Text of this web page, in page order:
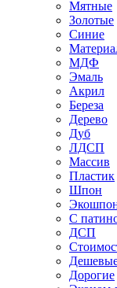
Мятные
Золотые
Синие
МДФ
Эмаль
Акрил
Береза
Дерево
Дуб
ЛДСП
Массив
Пластик
Шпон
С
ДСП
Дорогие